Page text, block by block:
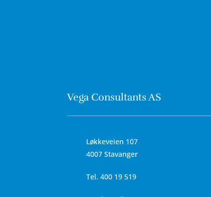
Vega Consultants AS
Løkkeveien 107
4007 Stavanger
Tel. 400 19 519